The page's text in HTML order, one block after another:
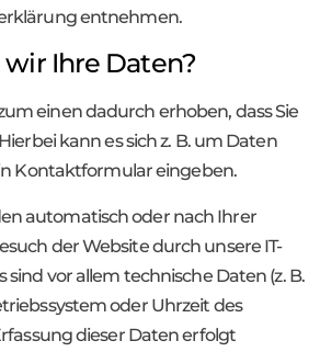
entnehmen.
Ihre Daten?
einen dadurch erhoben, dass Sie
kann es sich z. B. um Daten
Kontaktformular eingeben.
automatisch oder nach Ihrer
der Website durch unsere IT-
sind vor allem technische Daten (z. B.
oder Uhrzeit des
dieser Daten erfolgt